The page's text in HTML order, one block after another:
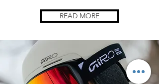
READ MORE